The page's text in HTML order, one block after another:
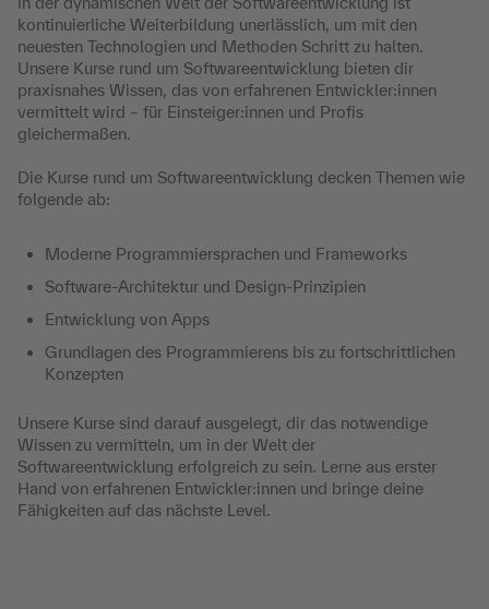
kontinuierliche Weiterbildung unerlässlich, um mit den
neuesten Technologien und Methoden Schritt zu halten.
Unsere Kurse rund um Softwareentwicklung bieten dir
praxisnahes Wissen, das von erfahrenen Entwickler:innen
vermittelt wird – für Einsteiger:innen und Profis
gleichermaßen.
Die Kurse rund um Softwareentwicklung decken Themen wie
folgende ab:
Moderne Programmiersprachen und Frameworks
Software-Architektur und Design-Prinzipien
Entwicklung von Apps
Grundlagen des Programmierens bis zu fortschrittlichen
Konzepten
Unsere Kurse sind darauf ausgelegt, dir das notwendige
Wissen zu vermitteln, um in der Welt der
Softwareentwicklung erfolgreich zu sein. Lerne aus erster
Hand von erfahrenen Entwickler:innen und bringe deine
Fähigkeiten auf das nächste Level.